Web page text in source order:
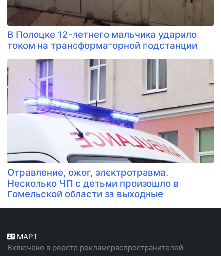
В Полоцке 12-летнего мальчика ударило
током на трансформаторной подстанции
Отравление, ожог, электротравма.
Несколько ЧП с детьми произошло в
Гомельской области за выходные
МАРТ
Включено в реестр рекламораспространителей.